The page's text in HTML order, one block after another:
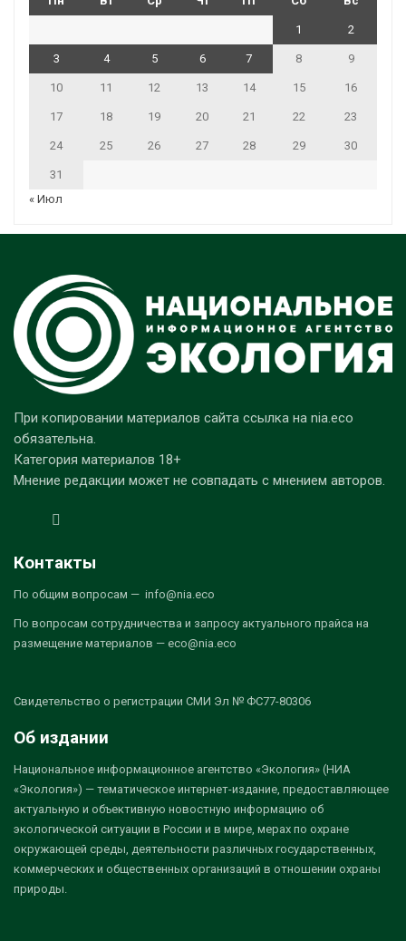
1 2
3 4 5 6 7 8 9
10 11 12 13 14 15 16
17 18 19 20 21 22 23
24 25 26 27 28 29 30
31
« Июл
При копировании материалов сайта ссылка на nia.eco
обязательна.
Категория материалов 18+
Мнение редакции может не совпадать с мнением авторов.
Контакты
По общим вопросам — info@nia.eco
По вопросам сотрудничества и запросу актуального прайса на
размещение материалов — eco@nia.eco
Свидетельство о регистрации СМИ Эл № ФС77-80306
Об издании
Национальное информационное агентство «Экология» (НИА
«Экология») — тематическое интернет-издание, предоставляющее
актуальную и объективную новостную информацию об
экологической ситуации в России и в мире, мерах по охране
окружающей среды, деятельности различных государственных,
коммерческих и общественных организаций в отношении охраны
природы.